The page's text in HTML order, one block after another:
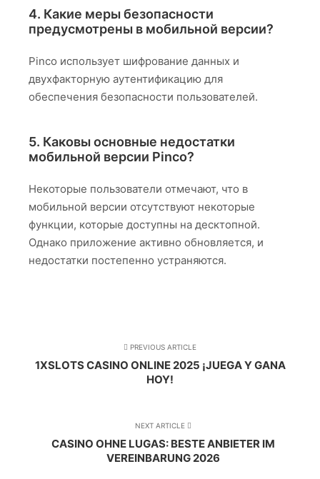
4. Какие меры безопасности
предусмотрены в мобильной версии?
Pinco использует шифрование данных и
двухфакторную аутентификацию для
обеспечения безопасности пользователей.
5. Каковы основные недостатки
мобильной версии Pinco?
Некоторые пользователи отмечают, что в
мобильной версии отсутствуют некоторые
функции, которые доступны на десктопной.
Однако приложение активно обновляется, и
недостатки постепенно устраняются.
PREVIOUS ARTICLE
1XSLOTS CASINO ONLINE 2025 ¡JUEGA Y GANA
HOY!
NEXT ARTICLE
CASINO OHNE LUGAS: BESTE ANBIETER IM
VEREINBARUNG 2026